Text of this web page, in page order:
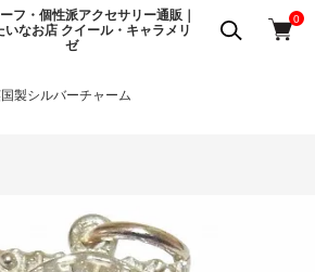
フ・個性派アクセサリー通販｜
いなお店 クイール・キャラメリ
ゼ
0
製シルバーチャーム